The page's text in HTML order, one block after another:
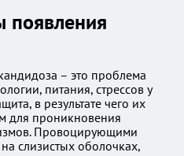
появления
– это проблема
питания, стрессов у
в результате чего их
для проникновения
Провоцирующими
слизистых оболочках,